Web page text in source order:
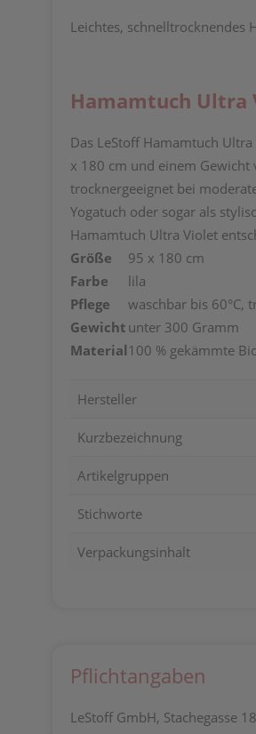
Leichtes, schnelltrocknendes
Hamamtuch Ultra
Das LeStoff Hamamtuch
x 180 cm und einem Gewicht
trocknergeeignet bei
Yogatuch oder sogar als
Hamamtuch Ultra Violet
Größe
95 x 180 cm
Farbe
lila
Pflege
waschbar bis 60°C,
Gewicht unter 300 Gramm
Material 100 % gekämmte
Hersteller
Kurzbezeichnung
Artikelgruppen
Stichworte
Verpackungsinhalt
Pflichtangaben
LeStoff GmbH, Stachegasse